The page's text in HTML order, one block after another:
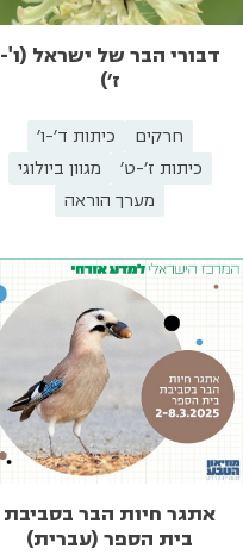
דבורי הבר של ישראל (ו'-
ז')
חרקים
כיתות ד'-ו'
כיתות ז'-ט'
מגוון ביולוגי
מערך הוראה
אתגר חיות הבר בסביבת
בית הספר (עברית)